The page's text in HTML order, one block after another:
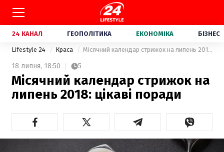
24 КАНАЛ ГЕОПОЛІТИКА ЕКОНОМІКА БІЗНЕС
Lifestyle 24 Краса Місячний календар стрижок на липень 2018: цікаві поради
18 липня, 18:50 5
Місячний календар стрижок на
липень 2018: цікаві поради